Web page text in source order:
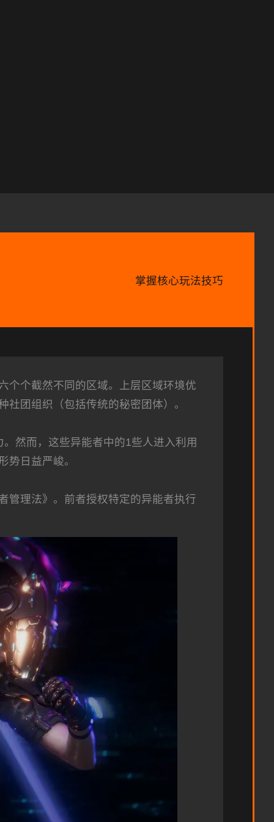
掌握核心玩法技巧
个个截然不同的区域。上层区域环境优
团组织（包括传统的秘密团体）。
然而，这些异能者中的1些人进入利用
势日益严峻。
管理法》。前者授权特定的异能者执行